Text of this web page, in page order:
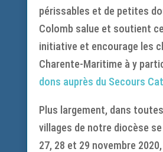
périssables et de petites
Colomb salue et soutient
initiative et encourage les
Charente-Maritime à y
dons auprès du Secours
Plus largement, dans
villages de notre diocèse
27, 28 et 29 novembre